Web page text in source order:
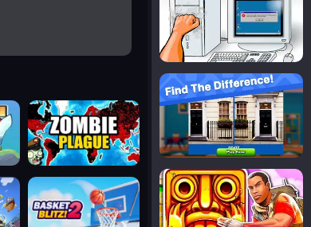
zombie plague
basket blitz
notice the difference
temple run 2